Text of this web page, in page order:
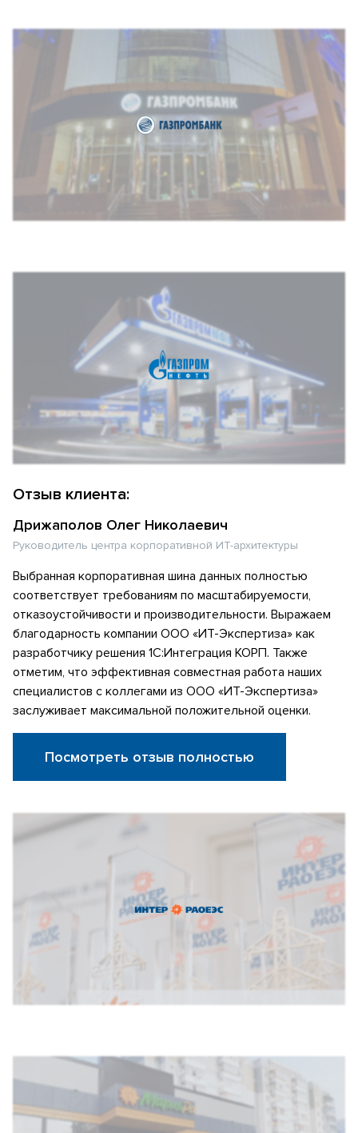
Отзыв клиента:
Дрижаполов Олег Николаевич
Руководитель центра корпоративной ИТ-архитектуры
Выбранная корпоративная шина данных полностью
соответствует требованиям по масштабируемости,
отказоустойчивости и производительности. Выражаем
благодарность компании ООО «ИТ-Экспертиза» как
разработчику решения 1С:Интеграция КОРП. Также
отметим, что эффективная совместная работа наших
специалистов с коллегами из ООО «ИТ-Экспертиза»
заслуживает максимальной положительной оценки.
Посмотреть отзыв полностью